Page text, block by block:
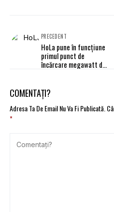
PRECEDENT
HoLa pune în funcțiune
primul punct de
încărcare megawatt din
COMENTAȚI?
Adresa Ta De Email Nu Va Fi Publicată.
*